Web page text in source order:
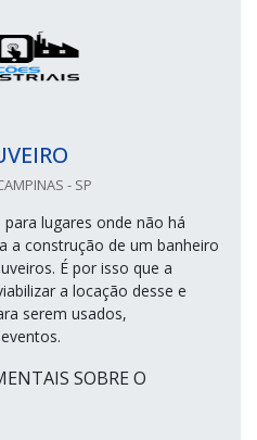
- SP
lugares onde não há
a construção de um banheiro
É por isso que a
a locação desse e
serem usados,
SOBRE O